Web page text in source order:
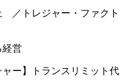
／トレジャー・ファクト
営